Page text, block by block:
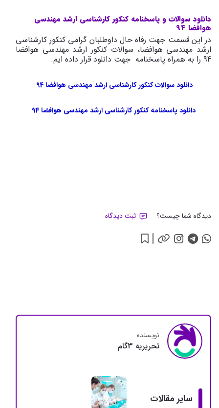
دانلود سوالات و پاسخنامه کنکور کارشناسی ارشد مهندسی
هوافضا 94
در این قسمت جهت رفاه حال داوطلبان گرامی کنکور کارشناسی
ارشد مهندسی هوافضا، سوالات کنکور ارشد مهندسی هوافضا
94 را به همراه پاسخنامه جهت دانلود قرار داده ایم.
دانلود سوالات کنکور کارشناسی ارشد مهندسی هوافضا 94
دانلود پاسخنامه کنکور کارشناسی ارشد مهندسی هوافضا 94
دیدگاه شما چیست؟ ثبت دیدگاه
نویسنده
تحريريه 3گام
سایر مقالات